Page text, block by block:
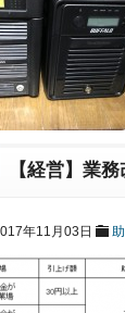
【経営】業
年11月03日